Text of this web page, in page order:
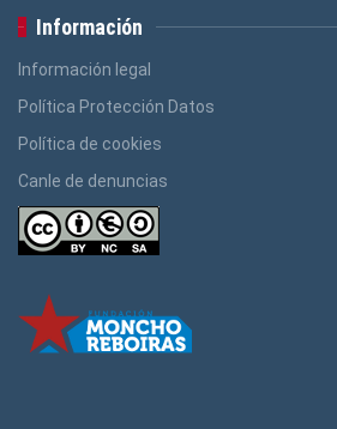
Información
Información legal
Política Protección Datos
Política de cookies
Canle de denuncias